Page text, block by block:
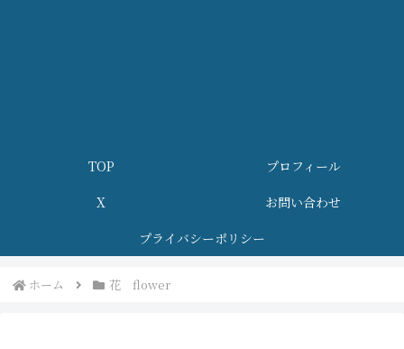
TOP
プロフィール
X
お問い合わせ
プライバシーポリシー
ホーム 花 flower